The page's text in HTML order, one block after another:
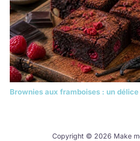
Brownies aux framboises : un
Copyright © 2026 Make